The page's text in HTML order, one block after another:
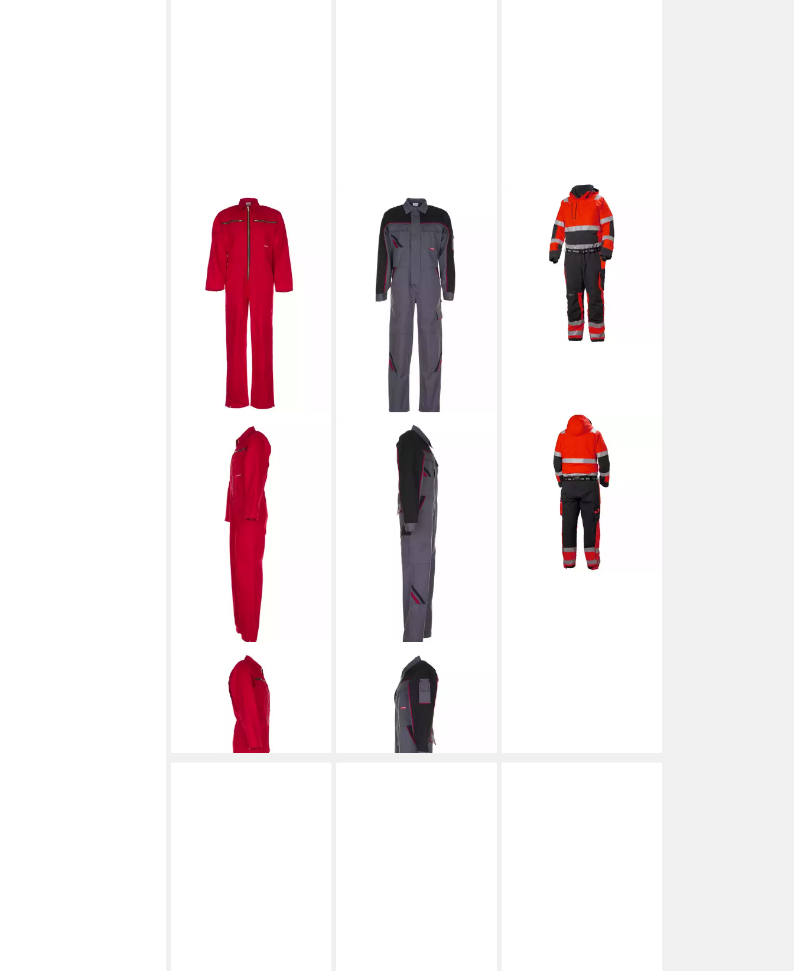
Arbeitsoverall PLANAM Herren
Rallyekombi BW-290 Langarm
Reißfest Mittelrot
lieferbar - in 4-5 Werktagen bei dir
Arbeitsoverall PLANAM Herren
Rallyekombi HIGHLINE
Schiefer/Schwarz/Rot 38
lieferbar - in 5-6 Werktagen bei dir
HELLY HANSEN WORKWEAR
Arbeitsoverall Warnschutz Winter-
Overall "ALNA 2.0"
lieferbar - in 2-3 Werktagen bei dir